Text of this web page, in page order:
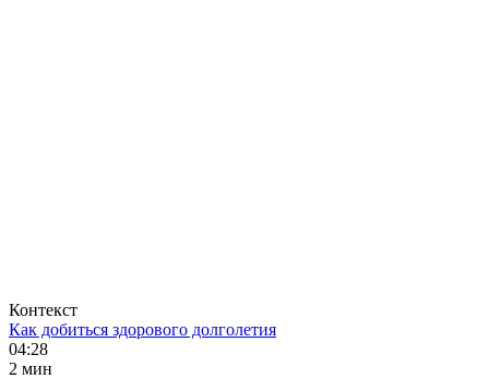
Контекст
Как добиться здорового долголетия
04:28
2 мин